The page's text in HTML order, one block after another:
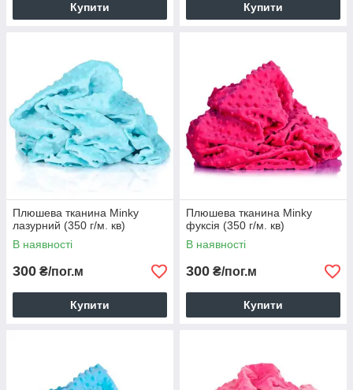
Купити Купити
Плюшева тканина Minky
лазурний (350 г/м. кв)
В наявності
300 ₴/пог.м
Купити
Плюшева тканина Minky
фуксія (350 г/м. кв)
В наявності
300 ₴/пог.м
Купити